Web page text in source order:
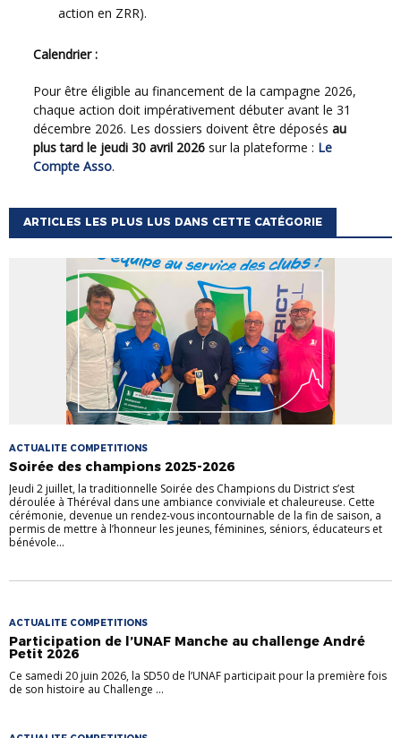
action en ZRR).
Calendrier :
Pour être éligible au financement de la campagne 2026,
chaque action doit impérativement débuter avant le 31
décembre 2026. Les dossiers doivent être déposés au
plus tard le jeudi 30 avril 2026 sur la plateforme : Le
Compte Asso.
ARTICLES LES PLUS LUS DANS CETTE CATÉGORIE
ACTUALITE COMPETITIONS
Soirée des champions 2025-2026
Jeudi 2 juillet, la traditionnelle Soirée des Champions du District s’est
déroulée à Théréval dans une ambiance conviviale et chaleureuse. Cette
cérémonie, devenue un rendez-vous incontournable de la fin de saison, a
permis de mettre à l’honneur les jeunes, féminines, séniors, éducateurs et
bénévole...
ACTUALITE COMPETITIONS
Participation de l’UNAF Manche au challenge André
Petit 2026
Ce samedi 20 juin 2026, la SD50 de l’UNAF participait pour la première fois
de son histoire au Challenge ...